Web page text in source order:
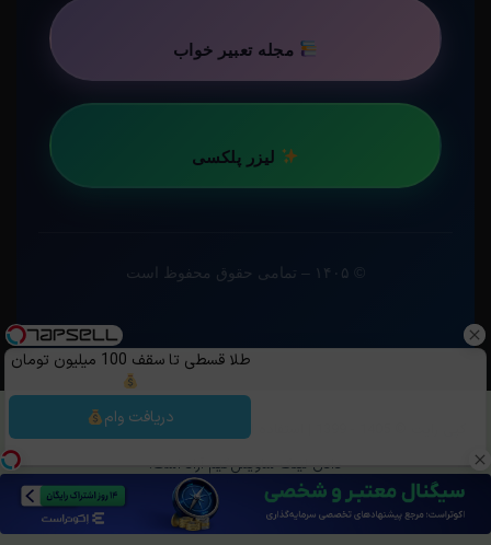
مجله تعبیر خواب
لیزر پلکسی
کپی رایت ©️ 1405 - 1399 | استفاده از مطالب ساویس‌گیم با ذکر منبع و قرار
دادن لینک ساویس‌گیم آزاد است.
تلگرام خوراک روبیکا OpenCritic
طلا قسطی تا سقف 100 میلیون تومان
دریافت وام